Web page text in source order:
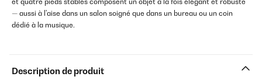
— aussi à l'aise dans un salon soigné que dans un bureau ou un coin
dédié à la musique.
Description de produit